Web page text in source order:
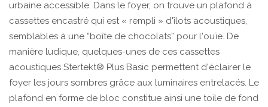
urbaine accessible. Dans le foyer, on trouve un plafond à
cassettes encastré qui est « rempli » d'îlots acoustiques,
semblables à une “boîte de chocolats” pour l'ouïe. De
manière ludique, quelques-unes de ces cassettes
acoustiques Stertekt® Plus Basic permettent d'éclairer le
foyer les jours sombres grâce aux luminaires entrelacés. Le
plafond en forme de bloc constitue ainsi une toile de fond